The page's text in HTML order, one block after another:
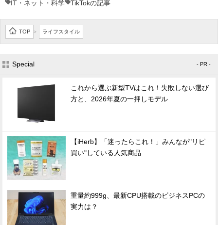
IT・ネット・科学 TikTokの記事
TOP > ライフスタイル
Special - PR -
これから選ぶ新型TVはこれ！失敗しない選び
方と、2026年夏の一押しモデル
【iHerb】「迷ったらこれ！」みんなが"リピ
買い"している人気商品
重量約999g、最新CPU搭載のビジネスPCの
実力は？